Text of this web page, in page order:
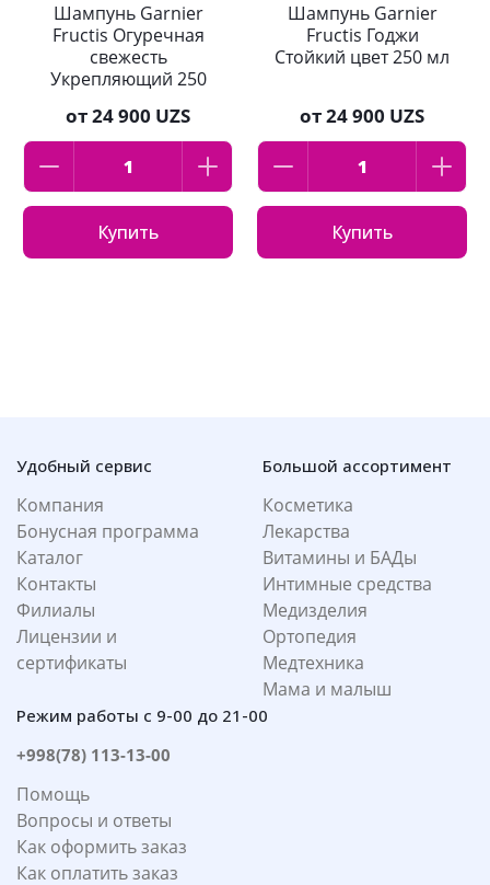
Шампунь Garnier
Fructis Огуречная
свежесть
Укрепляющий 250
от24 900 UZS
Купить
Шампунь Garnier
Fructis Годжи
Стойкий цвет 250 мл
от24 900 UZS
Купить
Удобный сервис
Компания
Бонусная программа
Каталог
Контакты
Филиалы
Лицензии и
сертификаты
Большой ассортимент
Косметика
Лекарства
Витамины и БАДы
Интимные средства
Медизделия
Ортопедия
Медтехника
Мама и малыш
Режим работы с 9-00 до 21-00
+998(78) 113-13-00
Помощь
Вопросы и ответы
Как оформить заказ
Как оплатить заказ